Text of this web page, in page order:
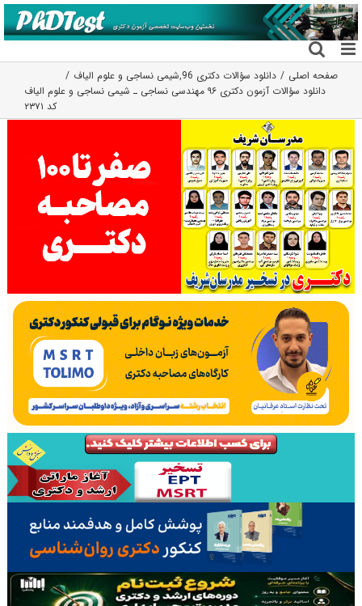
رفتن
به
محتوا
صفحه اصلی دانلود سؤالات دکتری 96 ,شیمی نساجی و علوم الیاف
دانلود سؤالات آزمون دکتری ۹۶ مهندسی نساجی ـ شیمی نساجی و علوم الیاف
کد ۲۳۷۱